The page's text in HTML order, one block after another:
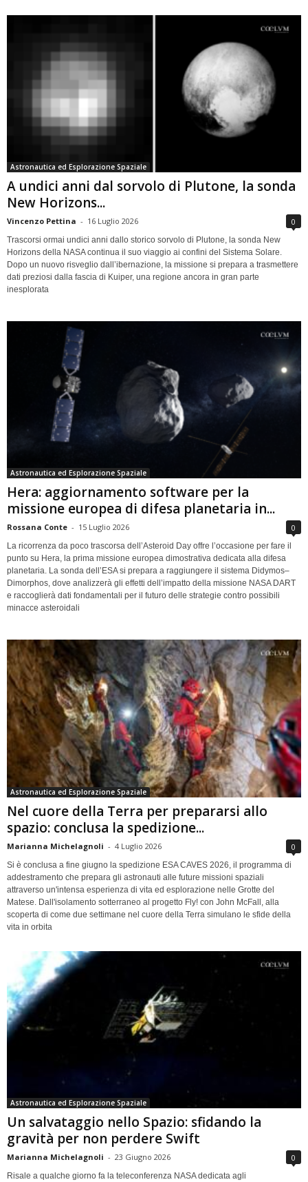
Astronautica ed Esplorazione Spaziale
A undici anni dal sorvolo di Plutone, la sonda
New Horizons...
Vincenzo Pettina - 16 Luglio 2026 0
Trascorsi ormai undici anni dallo storico sorvolo di Plutone, la sonda New
Horizons della NASA continua il suo viaggio ai confini del Sistema Solare.
Dopo un nuovo risveglio dall’ibernazione, la missione si prepara a trasmettere
dati preziosi dalla fascia di Kuiper, una regione ancora in gran parte
inesplorata
Astronautica ed Esplorazione Spaziale
Hera: aggiornamento software per la
missione europea di difesa planetaria in...
Rossana Conte - 15 Luglio 2026 0
La ricorrenza da poco trascorsa dell’Asteroid Day offre l’occasione per fare il
punto su Hera, la prima missione europea dimostrativa dedicata alla difesa
planetaria. La sonda dell’ESA si prepara a raggiungere il sistema Didymos–
Dimorphos, dove analizzerà gli effetti dell’impatto della missione NASA DART
e raccoglierà dati fondamentali per il futuro delle strategie contro possibili
minacce asteroidali
Astronautica ed Esplorazione Spaziale
Nel cuore della Terra per prepararsi allo
spazio: conclusa la spedizione...
Marianna Michelagnoli - 4 Luglio 2026 0
Si è conclusa a fine giugno la spedizione ESA CAVES 2026, il programma di
addestramento che prepara gli astronauti alle future missioni spaziali
attraverso un'intensa esperienza di vita ed esplorazione nelle Grotte del
Matese. Dall'isolamento sotterraneo al progetto Fly! con John McFall, alla
scoperta di come due settimane nel cuore della Terra simulano le sfide della
vita in orbita
Astronautica ed Esplorazione Spaziale
Un salvataggio nello Spazio: sfidando la
gravità per non perdere Swift
Marianna Michelagnoli - 23 Giugno 2026 0
Risale a qualche giorno fa la teleconferenza NASA dedicata agli